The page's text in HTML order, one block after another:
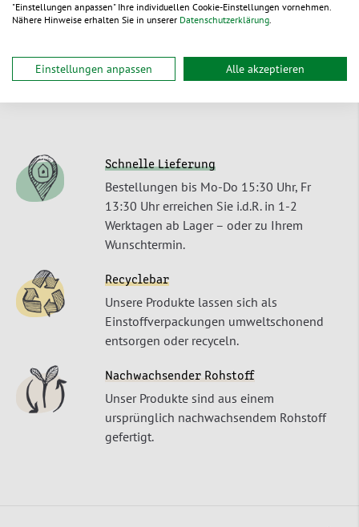
Für all unsere Produkte gilt das packVerde
Schnelle Lieferung
Bestellungen bis Mo-Do 15:30 Uhr, Fr
13:30 Uhr erreichen Sie i.d.R. in 1-2
Werktagen ab Lager – oder zu Ihrem
Wunschtermin.
Recyclebar
Unsere Produkte lassen sich als
Einstoffverpackungen umweltschonend
entsorgen oder recyceln.
Nachwachsender Rohstoff
Unser Produkte sind aus einem
ursprünglich nachwachsendem Rohstoff
gefertigt.
"Einstellungen anpassen" Ihre individuellen Cookie-Einstellungen vornehmen.
Nähere Hinweise erhalten Sie in unserer Datenschutzerklärung.
Einstellungen anpassen Alle akzeptieren